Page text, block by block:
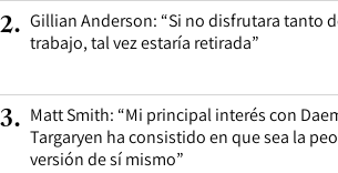
2. Gillian Anderson: “Si no disfrutara tanto
trabajo, tal vez estaría retirada”
3. Matt Smith: “Mi principal interés con
Targaryen ha consistido en que sea la
versión de sí mismo”